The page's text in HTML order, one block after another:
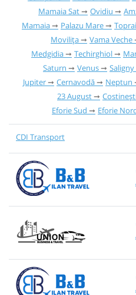
Mamaia Sat
Ovidiu
Mamaia
Palazu Mare
Movilița
Vama Veche
Medgidia
Techirghiol
Saturn
Venus Saligny
Jupiter
Cernavodă Neptun
23 August
Eforie Sud
Eforie
CDI Transport